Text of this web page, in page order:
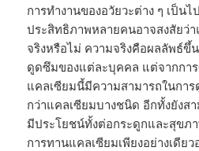
การทำงานของอวัยวะต่าง ๆ เป็น
ประสิทธิภาพหลายคนอาจสงสัยว่
จริงหรือไม่ ความจริงคือผลลัพธ์ขึ้
ดูดซึมของแต่ละบุคคล แต่จากกา
แคลเซียมนี้มีความสามารถในกา
กว่าแคลเซียมบางชนิด อีกทั้งยังส
มีประโยชน์ทั้งต่อกระดูกและสุขภ
การทานแคลเซียมเพียงอย่างเดีย